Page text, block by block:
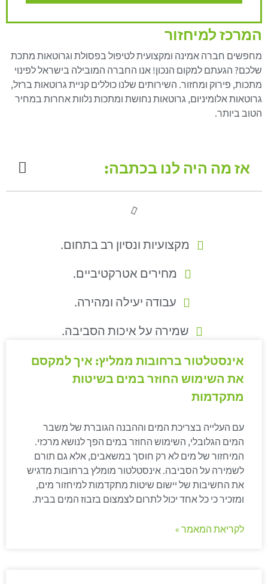
המרכז למיחזור
מחפשים חברה אמינה ומקצועית לטיפול בפסולת וגרוטאות מתכת
שלכם? הגעתם למקום הנכון! אנו החברה המובילה בישראל לפינוי
מתכות, פירוק ומחזור. השירותים שלנו כוללים קניית גרוטאות ברזל,
גרוטאות אלומיניום, גרוטאות נחושת ומתכות נלוות אחרות במחיר
הטוב ביותר.
אז מה היה לנו בכתבה:
מקצועיות ונסיון רב בתחום.
מחירים אטרקטיביים.
עבודה יעילה ומהירה.
שמירה על איכות הסביבה.
אינסטלטור ברחובות ממליץ: איך למקסם
את השימוש החוזר במים בשיטות
מתקדמות
עם העלייה בצריכת המים וההבנה הגוברת של משבר
המים הגלובלי, השימוש החוזר במים הפך לנושא מרכזי.
המיחזור של מים לא רק חוסך במשאבים, אלא גם תורם
לשמירה על הסביבה. אינסטלטור מומלץ ברחובות מדגיש
את החשיבות של יישום שיטות מתקדמות למיחזור מים,
ומזכיר כי כל אחד יכול לתרום לצמצום בזבוז המים בבית.
לקריאת המאמר »